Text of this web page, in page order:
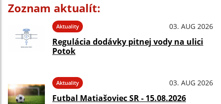
Zoznam aktualít:
Aktuality 03. AUG 2026
Regulácia dodávky pitnej vody na ulici
Potok
Aktuality 03. AUG 2026
Futbal Matiašoviec SR - 15.08.2026